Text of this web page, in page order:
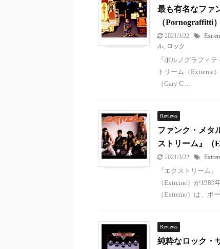
最も有名なファ
（Pornograffitti
2021/3/22
ル ロック
『ポルノグラフィ
トリーム（Extreme
（Gary C ...
Reviews
ファンク・メタ
ストリーム』（
2021/3/22
『エクストリーム
（Extreme）が
（Extreme）は、ボ
Reviews
純粋なロック・